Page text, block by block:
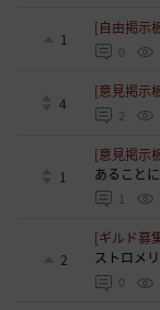
1
[自由掲示
0
4
[意見掲示
2
1
[意見掲示
あること
1
2
[ギルド募
ストロメ
0